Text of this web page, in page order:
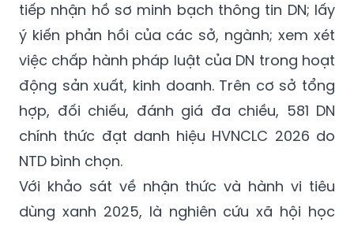
tiếp nhận hồ sơ minh bạch thông tin DN; lấy
ý kiến phản hồi của các sở, ngành; xem xét
việc chấp hành pháp luật của DN trong hoạt
động sản xuất, kinh doanh. Trên cơ sở tổng
hợp, đối chiếu, đánh giá đa chiều, 581 DN
chính thức đạt danh hiệu HVNCLC 2026 do
NTD bình chọn.
Với khảo sát về nhận thức và hành vi tiêu
dùng xanh 2025, là nghiên cứu xã hội học